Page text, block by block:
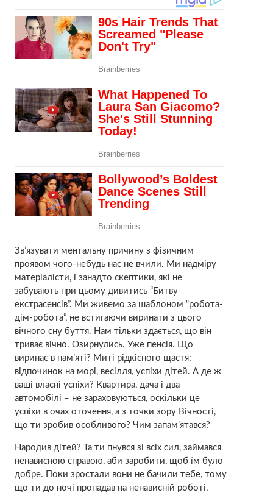
Зв’язувати ментальну причину з фізичним
проявом чого-небудь нас не вчили. Ми надміру
матеріалісти, і занадто скептики, які не
забувають при цьому дивитись “Битву
екстрасенсів”. Ми живемо за шаблоном “робота-
дім-робота”, не встигаючи виринати з цього
вічного сну буття. Нам тільки здається, що він
триває вічно. Озирнулись. Уже пенсія. Що
виринає в пам’яті? Миті рідкісного щастя:
відпочинок на морі, весілля, успіхи дітей. А де ж
ваші власні успіхи? Квартира, дача і два
автомобілі – не зараховуються, оскільки це
успіхи в очах оточення, а з точки зору Вічності,
що ти зробив особливого? Чим запам’ятався?
Народив дітей? Та ти пнувся зі всіх сил, займався
ненависною справою, аби заробити, щоб їм було
добре. Поки зростали вони не бачили тебе, тому
що ти до ночі пропадав на ненависній роботі,